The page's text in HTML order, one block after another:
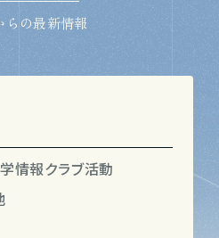
らの最新情報
情報クラブ活動